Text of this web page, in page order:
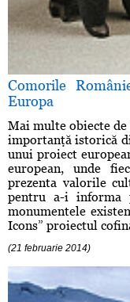
Comorile
Europa
Mai multe obiecte
importanţă istorică
unui proiect
european, unde
prezenta valorile
pentru a-i informa
monumentele
Icons” proiectul
(21 februarie 2014)